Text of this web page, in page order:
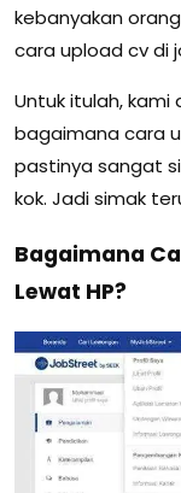
kebanyakan
cara upload cv di
Untuk itulah,
bagaimana cara
pastinya sangat
kok. Jadi simak
Bagaimana
Lewat HP?